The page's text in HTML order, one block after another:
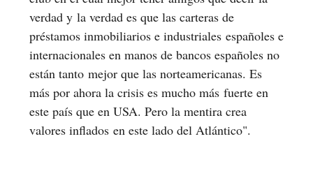
verdad y la verdad es que las carteras de
préstamos inmobiliarios e industriales españoles e
internacionales en manos de bancos españoles no
están tanto mejor que las norteamericanas. Es
más por ahora la crisis es mucho más fuerte en
este país que en USA. Pero la mentira crea
valores inflados en este lado del Atlántico".